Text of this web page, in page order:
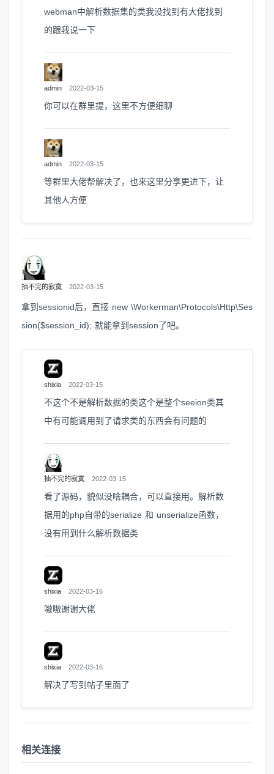
webman中解析数据集的类我没找到有大佬找到
的跟我说一下
admin 2022-03-15
你可以在群里提，这里不方便细聊
admin 2022-03-15
等群里大佬帮解决了，也来这里分享更进下，让
其他人方便
抽不完的寂寞 2022-03-15
拿到sessionid后，直接 new \Workerman\Protocols\Http\Ses
sion($session_id); 就能拿到session了吧。
shixia 2022-03-15
不这个不是解析数据的类这个是整个seeion类其
中有可能调用到了请求类的东西会有问题的
抽不完的寂寞 2022-03-15
看了源码，貌似没啥耦合，可以直接用。解析数
据用的php自带的serialize 和 unserialize函数，
没有用到什么解析数据类
shixia 2022-03-16
嗷嗷谢谢大佬
shixia 2022-03-16
解决了写到帖子里面了
相关连接